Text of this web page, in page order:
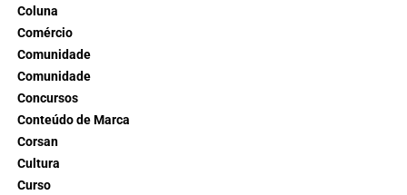
Coluna
Comércio
Comunidade
Comunidade
Concursos
Conteúdo de Marca
Corsan
Cultura
Curso